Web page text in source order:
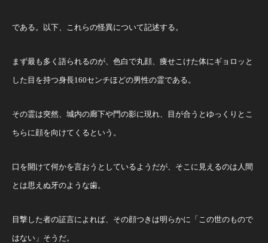
である。以下、これらの怪異について記述する。
まず最も多く語られるのが、色白で丸顔、痩せこけた体にギョロッと
した目を持つ身長160センチほどの男性の霊である。
その霊は突然、城内の廊下や門の影に現れ、目が合うとゆっくりとこ
ちらに顔を向けてくるという。
口を開けて何かを言おうとしているようだが、そこに見えるのは人間
とは思えぬ牙のような歯。
目撃した者の証言によれば、その顔つきは明らかに「この世のもので
はない」そうだ。